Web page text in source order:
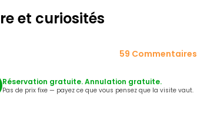
et curiosités
59 Commentaires
Réservation gratuite. Annulation gratuite.
Pas de prix fixe — payez ce que vous pensez que la visite vaut.